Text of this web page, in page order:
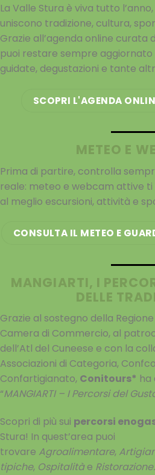
La Valle Stura è viva tutto
uniscono tradizione, cultura,
Grazie all’agenda online curata
puoi restare sempre aggiornato
guidate, degustazioni e tante
SCOPRI L'AGENDA
METEO E
Prima di partire, controlla
reale: meteo e webcam attive
al meglio escursioni, attività e
CONSULTA IL METEO E
MANGIARTI, I
DELLE
Grazie al sostegno della
Camera di Commercio, al
dell’Atl del Cuneese e con la
Associazioni di Categoria,
Confartigianato, Conitours*
“MANGIARTI – I Percorsi del
Scopri di più sui percorsi
Stura! In quest’area puoi
trovare Agroalimentare,
tipiche, Ospitalitàe Ristorazione.